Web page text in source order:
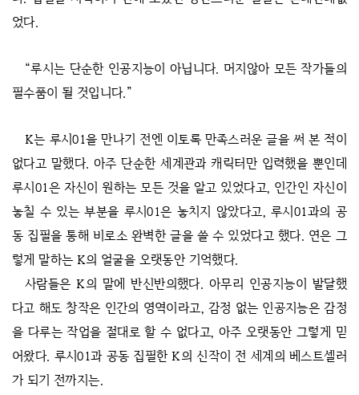
었다.
“루시는 단순한 인공지능이 아닙니다. 머지않아 모든 작가들의
필수품이 될 것입니다.”
K는 루시01을 만나기 전엔 이토록 만족스러운 글을 써 본 적이
없다고 말했다. 아주 단순한 세계관과 캐릭터만 입력했을 뿐인데
루시01은 자신이 원하는 모든 것을 알고 있었다고, 인간인 자신이
놓칠 수 있는 부분을 루시01은 놓치지 않았다고, 루시01과의 공
동 집필을 통해 비로소 완벽한 글을 쓸 수 있었다고 했다. 연은 그
렇게 말하는 K의 얼굴을 오랫동안 기억했다.
사람들은 K의 말에 반신반의했다. 아무리 인공지능이 발달했
다고 해도 창작은 인간의 영역이라고, 감정 없는 인공지능은 감정
을 다루는 작업을 절대로 할 수 없다고, 아주 오랫동안 그렇게 믿
어왔다. 루시01과 공동 집필한 K의 신작이 전 세계의 베스트셀러
가 되기 전까지는.